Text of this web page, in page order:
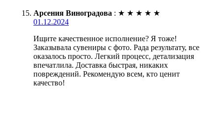
Арсения Виноградова : ★ ★ ★ ★ ★
01.12.2024
Ищите качественное исполнение? Я тоже!
Заказывала сувениры с фото. Рада результату, все
оказалось просто. Легкий процесс, детализация
впечатлила. Доставка быстрая, никаких
повреждений. Рекомендую всем, кто ценит
качество!